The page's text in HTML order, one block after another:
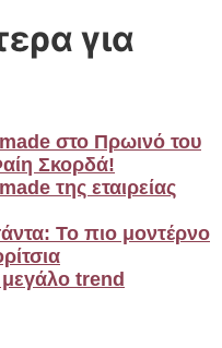
για
στο Πρωινό του
Σκορδά!
της εταιρείας
Το πιο μοντέρνο
μεγάλο trend